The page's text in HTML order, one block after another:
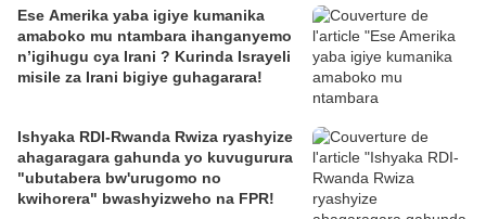
Ese Amerika yaba igiye kumanika
amaboko mu ntambara ihanganyemo
n’igihugu cya Irani ? Kurinda Israyeli
misile za Irani bigiye guhagarara!
Ishyaka RDI-Rwanda Rwiza ryashyize
ahagaragara gahunda yo kuvugurura
"ubutabera bw'urugomo no
kwihorera" bwashyizweho na FPR!